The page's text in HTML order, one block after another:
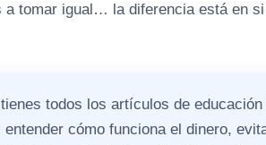
a tomar igual… la diferencia está en
todos los artículos de
entender cómo funciona el dinero,